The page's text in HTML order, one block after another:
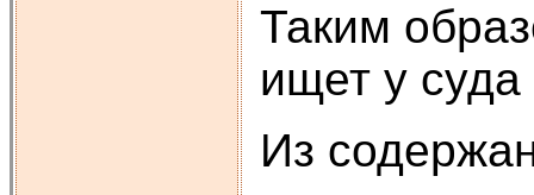
Таким
ищет у
Из